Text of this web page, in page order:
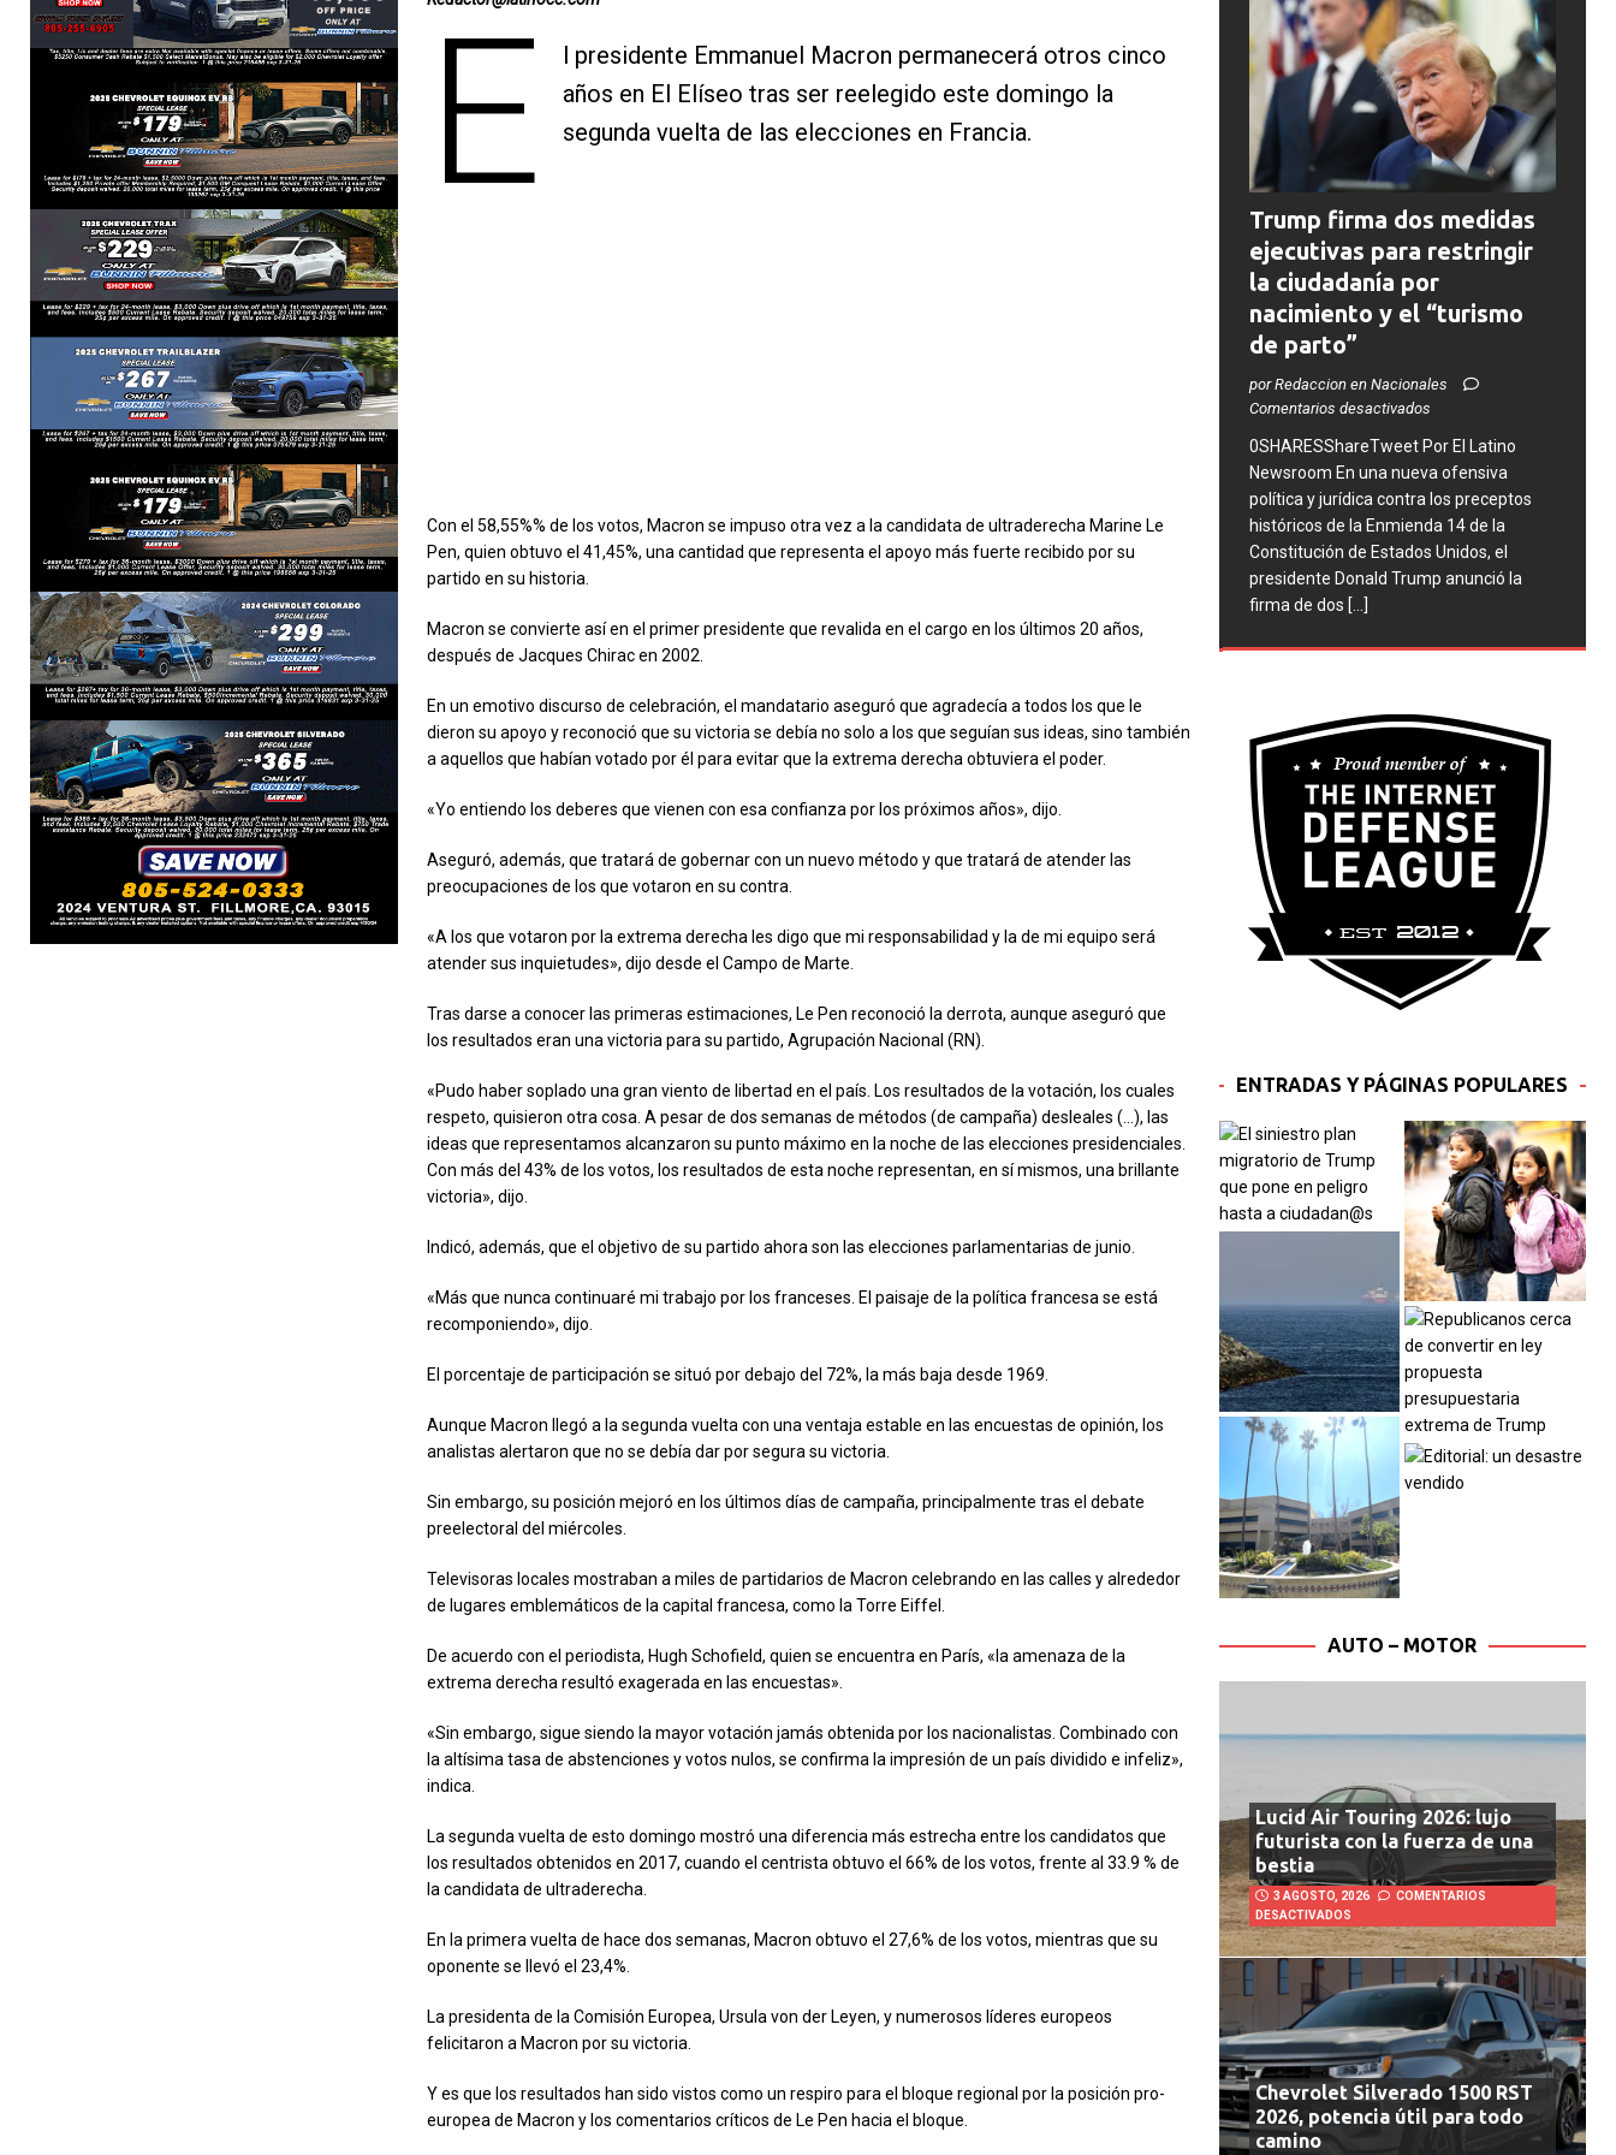
E
l presidente Emmanuel Macron permanecerá otros cinco
años en El Elíseo tras ser reelegido este domingo la
segunda vuelta de las elecciones en Francia.
Con el 58,55%% de los votos, Macron se impuso otra vez a la candidata de ultraderecha Marine Le
Pen, quien obtuvo el 41,45%, una cantidad que representa el apoyo más fuerte recibido por su
partido en su historia.
Macron se convierte así en el primer presidente que revalida en el cargo en los últimos 20 años,
después de Jacques Chirac en 2002.
En un emotivo discurso de celebración, el mandatario aseguró que agradecía a todos los que le
dieron su apoyo y reconoció que su victoria se debía no solo a los que seguían sus ideas, sino también
a aquellos que habían votado por él para evitar que la extrema derecha obtuviera el poder.
«Yo entiendo los deberes que vienen con esa confianza por los próximos años», dijo.
Aseguró, además, que tratará de gobernar con un nuevo método y que tratará de atender las
preocupaciones de los que votaron en su contra.
«A los que votaron por la extrema derecha les digo que mi responsabilidad y la de mi equipo será
atender sus inquietudes», dijo desde el Campo de Marte.
Tras darse a conocer las primeras estimaciones, Le Pen reconoció la derrota, aunque aseguró que
los resultados eran una victoria para su partido, Agrupación Nacional (RN).
«Pudo haber soplado una gran viento de libertad en el país. Los resultados de la votación, los cuales
respeto, quisieron otra cosa. A pesar de dos semanas de métodos (de campaña) desleales (…), las
ideas que representamos alcanzaron su punto máximo en la noche de las elecciones presidenciales.
Con más del 43% de los votos, los resultados de esta noche representan, en sí mismos, una brillante
victoria», dijo.
Indicó, además, que el objetivo de su partido ahora son las elecciones parlamentarias de junio.
«Más que nunca continuaré mi trabajo por los franceses. El paisaje de la política francesa se está
recomponiendo», dijo.
El porcentaje de participación se situó por debajo del 72%, la más baja desde 1969.
Aunque Macron llegó a la segunda vuelta con una ventaja estable en las encuestas de opinión, los
analistas alertaron que no se debía dar por segura su victoria.
Sin embargo, su posición mejoró en los últimos días de campaña, principalmente tras el debate
preelectoral del miércoles.
Televisoras locales mostraban a miles de partidarios de Macron celebrando en las calles y alrededor
de lugares emblemáticos de la capital francesa, como la Torre Eiffel.
De acuerdo con el periodista, Hugh Schofield, quien se encuentra en París, «la amenaza de la
extrema derecha resultó exagerada en las encuestas».
«Sin embargo, sigue siendo la mayor votación jamás obtenida por los nacionalistas. Combinado con
la altísima tasa de abstenciones y votos nulos, se confirma la impresión de un país dividido e infeliz»,
indica.
La segunda vuelta de esto domingo mostró una diferencia más estrecha entre los candidatos que
los resultados obtenidos en 2017, cuando el centrista obtuvo el 66% de los votos, frente al 33.9 % de
la candidata de ultraderecha.
En la primera vuelta de hace dos semanas, Macron obtuvo el 27,6% de los votos, mientras que su
oponente se llevó el 23,4%.
La presidenta de la Comisión Europea, Ursula von der Leyen, y numerosos líderes europeos
felicitaron a Macron por su victoria.
Y es que los resultados han sido vistos como un respiro para el bloque regional por la posición pro-
europea de Macron y los comentarios críticos de Le Pen hacia el bloque.
Trump firma dos medidas
ejecutivas para restringir
la ciudadanía por
nacimiento y el “turismo
de parto”
por Redaccion en Nacionales
Comentarios desactivados
0SHARESShareTweet ​Por El Latino
Newsroom ​En una nueva ofensiva
política y jurídica contra los preceptos
históricos de la Enmienda 14 de la
Constitución de Estados Unidos, el
presidente Donald Trump anunció la
firma de dos [...]
ENTRADAS Y PÁGINAS POPULARES
AUTO – MOTOR
Lucid Air Touring 2026: lujo
futurista con la fuerza de una
bestia
3 AGOSTO, 2026
COMENTARIOS
DESACTIVADOS
Chevrolet Silverado 1500 RST
2026, potencia útil para todo
camino